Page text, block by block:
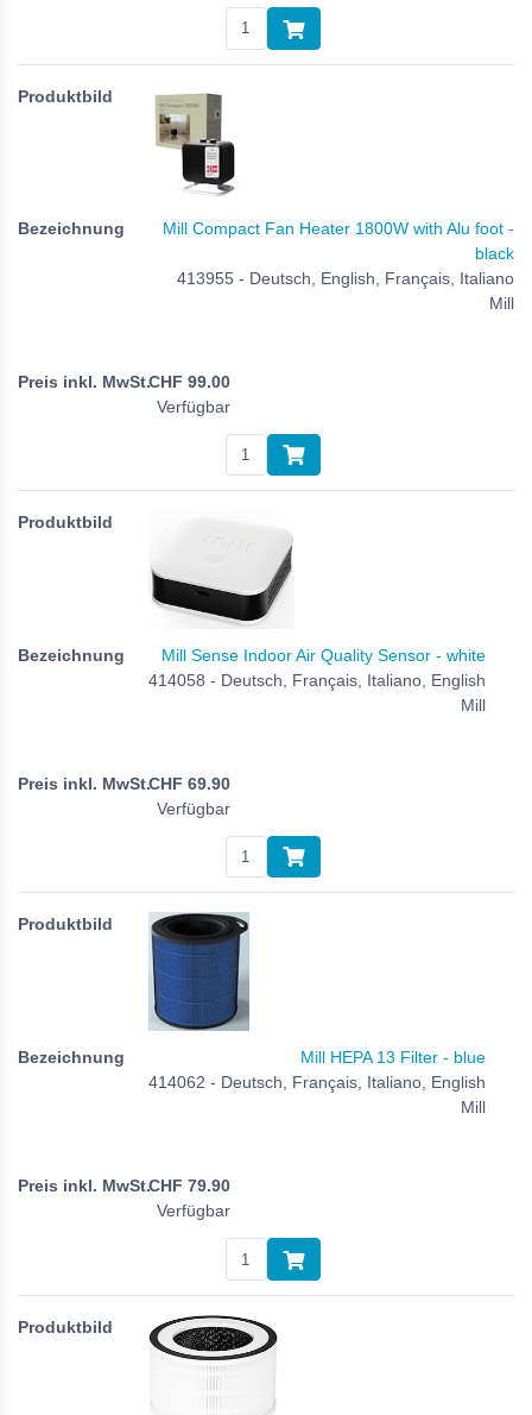
Mill Compact Fan Heater 1800W with Alu foot -
black
413955 - Deutsch, English, Français, Italiano
Mill
CHF 99.00
Verfügbar
Mill Sense Indoor Air Quality Sensor - white
414058 - Deutsch, Français, Italiano, English
Mill
CHF 69.90
Verfügbar
Mill HEPA 13 Filter - blue
414062 - Deutsch, Français, Italiano, English
Mill
CHF 79.90
Verfügbar